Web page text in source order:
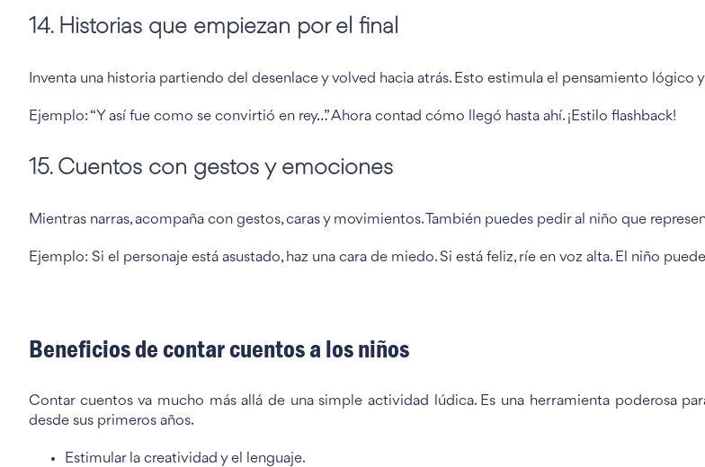
14. Historias que empiezan por el final
Inventa una historia partiendo del desenlace y volved hacia atrás. Esto estimula el pensamiento lógico
Ejemplo: “Y así fue como se convirtió en rey…” Ahora contad cómo llegó hasta ahí. ¡Estilo flashback!
15. Cuentos con gestos y emociones
Mientras narras, acompaña con gestos, caras y movimientos. También puedes pedir al niño que
Ejemplo: Si el personaje está asustado, haz una cara de miedo. Si está feliz, ríe en voz alta. El niño
Beneficios de contar cuentos a los niños
Contar cuentos va mucho más allá de una simple actividad lúdica. Es una herramienta poderosa
desde sus primeros años.
Estimular la creatividad y el lenguaje.